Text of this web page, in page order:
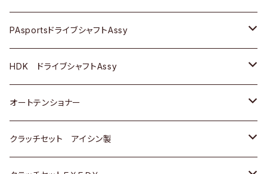
スバル
ＢＥＮＺ
スバル
三菱
スバル
マツダ
三菱
スバル
ダイハツ
マツダ
三菱
スバル
ダイハツ
マツダ
三菱
スバル
スズキ
日産
いすゞ
ダイハツ
ＢＥＮＺ
ＢＭＷ
GOLF
ＷＡＧＥＮ
ＢＥＮＺ
ＢＭＷ
ＷＡＧＥＮ
ＶＯＬＶＯ
PAsportsドライブシャフトAssy
トヨタ
ホンダ
スズキ
HDK ドライブシャフトAssy
スズキ
ダイハツ
オートテンショナー
トヨタ
クラッチセット アイシン製